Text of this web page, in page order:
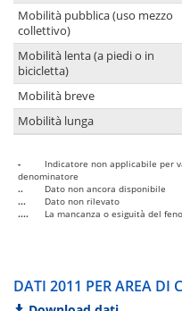
Mobilità pubblica (uso mezzo
collettivo)
Mobilità lenta (a piedi o in
bicicletta)
Mobilità breve
Mobilità lunga
-
Indicatore non applicabile per
denominatore
..
Dato non ancora disponibile
...
Dato non rilevato
....
La mancanza o esiguità del
DATI 2011 PER AREA DI